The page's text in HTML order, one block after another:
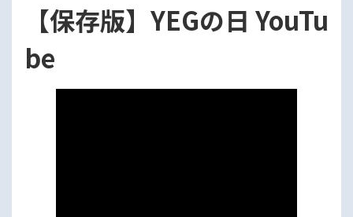
【保存版】YEGの日 YouTu
be